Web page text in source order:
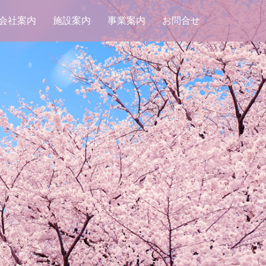
社案内 施設案内 事業案内 お問合せ